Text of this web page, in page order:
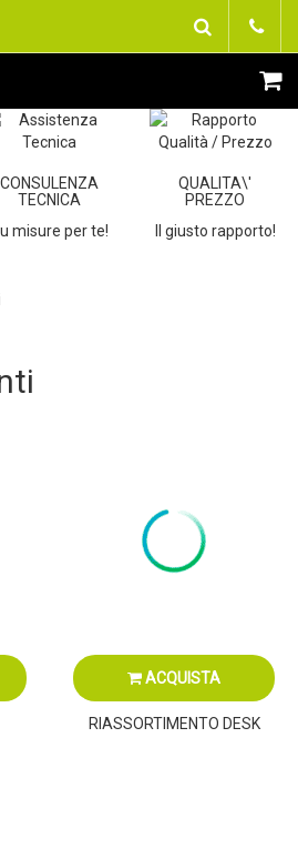
CONSULENZA
TECNICA
misure per te!
QUALITA\'
PREZZO
Il giusto rapporto!
ACQUISTA
RIASSORTIMENTO DESK